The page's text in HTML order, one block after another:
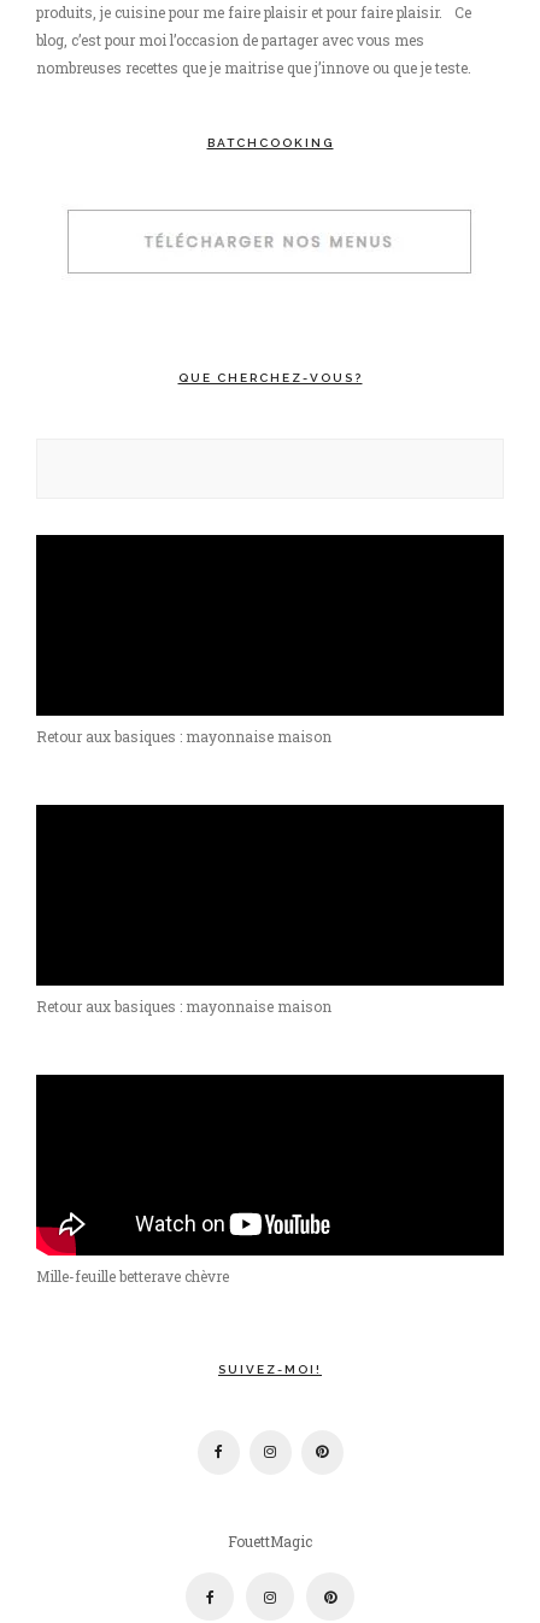
produits, je cuisine pour me faire plaisir et pour faire plaisir. Ce
blog, c’est pour moi l’occasion de partager avec vous mes
nombreuses recettes que je maitrise que j’innove ou que je teste.
BATCHCOOKING
QUE CHERCHEZ-VOUS?
Retour aux basiques : mayonnaise maison
Retour aux basiques : mayonnaise maison
Mille-feuille betterave chèvre
SUIVEZ-MOI!
FouettMagic